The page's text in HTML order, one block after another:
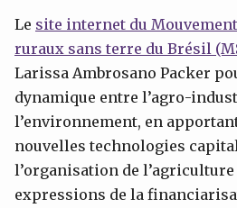
Le site internet du
ruraux sans terre du Brésil
Larissa Ambrosano Packer
dynamique entre l’agro-
l’environnement, en
nouvelles technologies
l’organisation de l’agriculture
expressions de la